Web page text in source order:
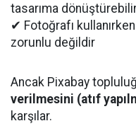
tasarıma
✔ Fotoğrafı
zorunlu değildir
Ancak Pixabay
verilmesini (atıf
karşılar.